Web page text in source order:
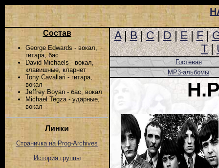
Состав
George Edwards - вокал,
гитара, бас
David Michaels - вокал,
клавишные, кларнет
Tony Cavallari - гитара,
вокал
Jeffrey Boyan - бас, вокал
Michael Tegza - ударные,
вокал
Линки
Страничка на Prog-Archives
История группы
A|B|C|D|E|F|
T|
Гостевая
MP3-альбомы